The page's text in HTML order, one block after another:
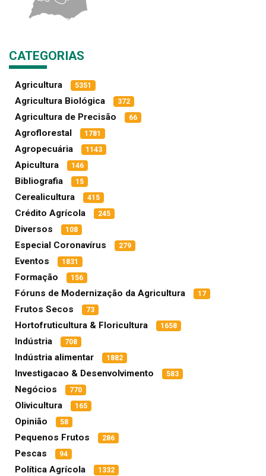
CATEGORIAS
Agricultura 5351
Agricultura Biológica 372
Agricultura de Precisão 66
Agroflorestal 1781
Agropecuária 1143
Apicultura 146
Bibliografia 15
Cerealicultura 415
Crédito Agrícola 245
Diversos 108
Especial Coronavírus 279
Eventos 1831
Formação 156
Fóruns de Modernização da Agricultura 17
Frutos Secos 73
Hortofruticultura & Floricultura 1658
Indústria 708
Indústria alimentar 1882
Investigacao & Desenvolvimento 583
Negócios 770
Olivicultura 165
Opinião 58
Pequenos Frutos 286
Pescas 94
Política Agrícola 1332